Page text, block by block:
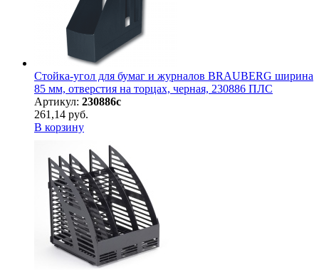
Стойка-угол для бумаг и журналов BRAUBERG ширина
85 мм, отверстия на торцах, черная, 230886 ПЛС
Артикул: 230886с
261,14 руб.
В корзину